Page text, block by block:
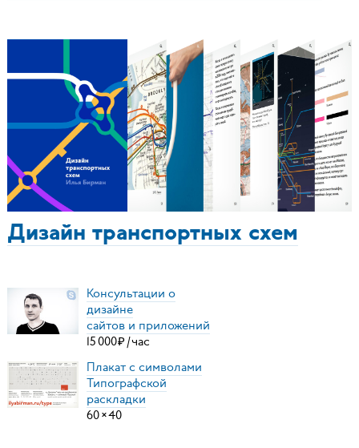
Дизайн транспортных схем
Консультации о
дизайне
сайтов и приложений
15000₽ /час
Плакат с символами
Типографской
раскладки
60×40